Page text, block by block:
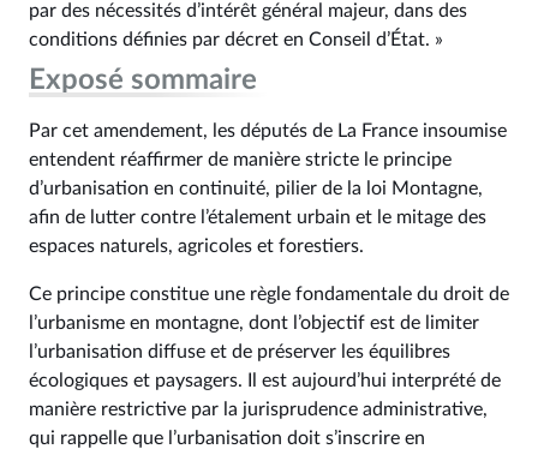
par des nécessités d’intérêt général majeur, dans des
conditions définies par décret en Conseil d’État. »
Exposé sommaire
Par cet amendement, les députés de La France insoumise
entendent réaffirmer de manière stricte le principe
d’urbanisation en continuité, pilier de la loi Montagne,
afin de lutter contre l’étalement urbain et le mitage des
espaces naturels, agricoles et forestiers.
Ce principe constitue une règle fondamentale du droit de
l’urbanisme en montagne, dont l’objectif est de limiter
l’urbanisation diffuse et de préserver les équilibres
écologiques et paysagers. Il est aujourd’hui interprété de
manière restrictive par la jurisprudence administrative,
qui rappelle que l’urbanisation doit s’inscrire en